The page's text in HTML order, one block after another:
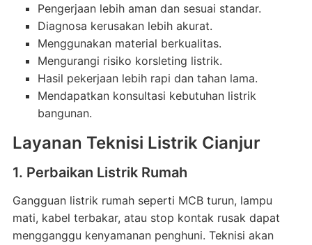
Pengerjaan lebih aman dan sesuai standar.
Diagnosa kerusakan lebih akurat.
Menggunakan material berkualitas.
Mengurangi risiko korsleting listrik.
Hasil pekerjaan lebih rapi dan tahan lama.
Mendapatkan konsultasi kebutuhan listrik
bangunan.
Layanan Teknisi Listrik Cianjur
1. Perbaikan Listrik Rumah
Gangguan listrik rumah seperti MCB turun, lampu
mati, kabel terbakar, atau stop kontak rusak dapat
mengganggu kenyamanan penghuni. Teknisi akan